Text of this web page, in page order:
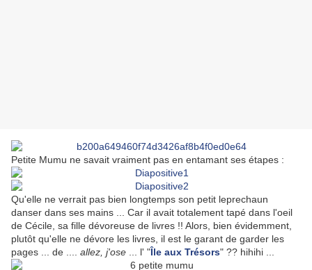
Petite Mumu ne savait vraiment pas en entamant ses étapes :
Qu'elle ne verrait pas bien longtemps son petit leprechaun
danser dans ses mains ... Car il avait totalement tapé dans l'oeil
de Cécile, sa fille dévoreuse de livres !! Alors, bien évidemment,
plutôt qu'elle ne dévore les livres, il est le garant de garder les
pages ... de .... allez, j'ose ... l' "Île aux Trésors" ?? hihihi ...